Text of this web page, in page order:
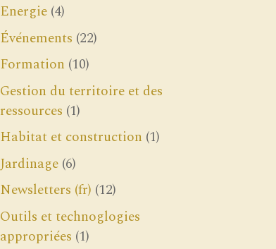
Energie (4)
Événements (22)
Formation (10)
Gestion du territoire et des
ressources (1)
Habitat et construction (1)
Jardinage (6)
Newsletters (fr) (12)
Outils et technoglogies
appropriées (1)